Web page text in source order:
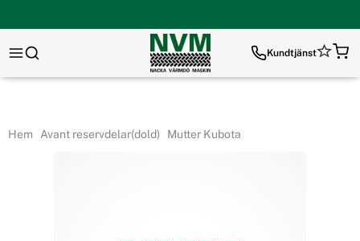
Kundtjänst
Hem Avant reservdelar(dold) Mutter Kubota